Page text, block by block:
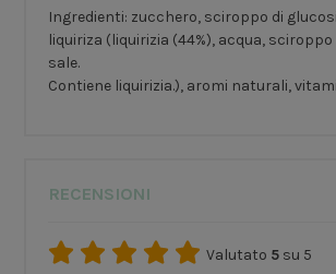
Ingredienti: zucchero, sciroppo di
liquiriza (liquirizia (44%), acqua,
sale.
Contiene liquirizia.), aromi naturali,
RECENSIONI
Valutato 5 su 5